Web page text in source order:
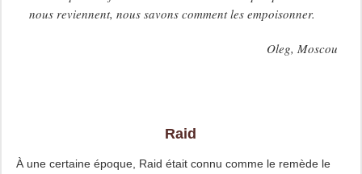
nous reviennent, nous savons comment les empoisonner.
Oleg, Moscou
Raid
À une certaine époque, Raid était connu comme le remède le